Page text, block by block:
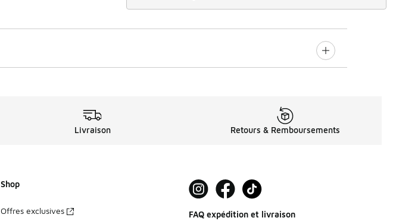
Livraison Retours & Remboursements
Shop
Offres exclusives
FAQ expédition et livraison